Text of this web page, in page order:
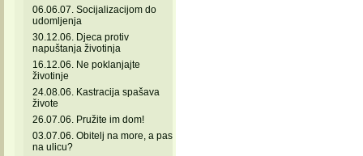
06.06.07. Socijalizacijom do
udomljenja
30.12.06. Djeca protiv
napuštanja životinja
16.12.06. Ne poklanjajte
životinje
24.08.06. Kastracija spašava
živote
26.07.06. Pružite im dom!
03.07.06. Obitelj na more, a pas
na ulicu?